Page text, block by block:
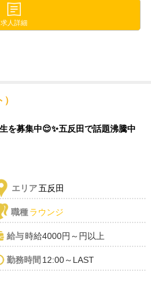
🙆
求人詳細
を募集中😌✨五反田で話題沸騰中
エリア五反田
職種ラウンジ
給与時給4000円～円以上
勤務時間12:00～LAST